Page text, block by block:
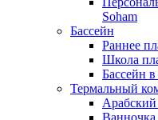
Soham
Бассейн
Раннее
Школа
Бассейн
Термальный